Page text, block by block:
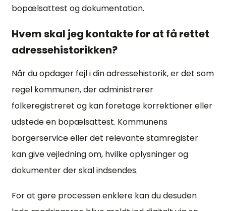
bopælsattest og dokumentation.
Hvem skal jeg kontakte for at få rettet
adressehistorikken?
Når du opdager fejl i din adressehistorik, er det som
regel kommunen, der administrerer
folkeregistreret og kan foretage korrektioner eller
udstede en bopælsattest. Kommunens
borgerservice eller det relevante stamregister
kan give vejledning om, hvilke oplysninger og
dokumenter der skal indsendes.
For at gøre processen enklere kan du desuden